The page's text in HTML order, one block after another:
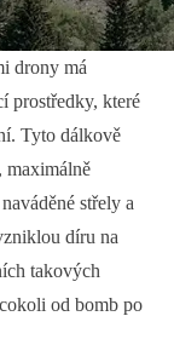
drony má
prostředky, které
Tyto dálkově
maximálně
střely a
díru na
takových
od bomb po